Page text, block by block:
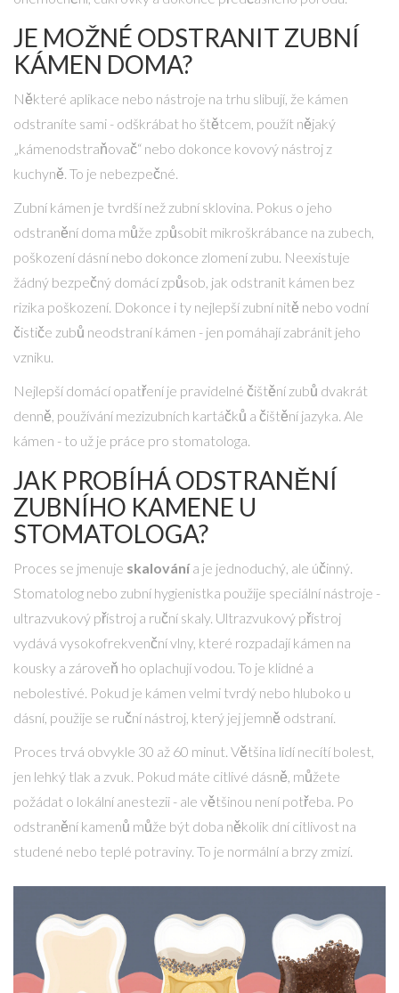
JE MOŽNÉ ODSTRANIT ZUBNÍ
KÁMEN DOMA?
Některé aplikace nebo nástroje na trhu slibují, že kámen
odstraníte sami - odškrábat ho štětcem, použít nějaký
„kámenodstraňovač“ nebo dokonce kovový nástroj z
kuchyně. To je nebezpečné.
Zubní kámen je tvrdší než zubní sklovina. Pokus o jeho
odstranění doma může způsobit mikroškrábance na zubech,
poškození dásní nebo dokonce zlomení zubu. Neexistuje
žádný bezpečný domácí způsob, jak odstranit kámen bez
rizika poškození. Dokonce i ty nejlepší zubní nitě nebo vodní
čističe zubů neodstraní kámen - jen pomáhají zabránit jeho
vzniku.
Nejlepší domácí opatření je pravidelné čištění zubů dvakrát
denně, používání mezizubních kartáčků a čištění jazyka. Ale
kámen - to už je práce pro stomatologa.
JAK PROBÍHÁ ODSTRANĚNÍ
ZUBNÍHO KAMENE U
STOMATOLOGA?
Proces se jmenuje skalovánía je jednoduchý, ale účinný.
Stomatolog nebo zubní hygienistka použije speciální nástroje -
ultrazvukový přístroj a ruční skaly. Ultrazvukový přístroj
vydává vysokofrekvenční vlny, které rozpadají kámen na
kousky a zároveň ho oplachují vodou. To je klidné a
nebolestivé. Pokud je kámen velmi tvrdý nebo hluboko u
dásní, použije se ruční nástroj, který jej jemně odstraní.
Proces trvá obvykle 30 až 60 minut. Většina lidí necítí bolest,
jen lehký tlak a zvuk. Pokud máte citlivé dásně, můžete
požádat o lokální anestezii - ale většinou není potřeba. Po
odstranění kamenů může být doba několik dní citlivost na
studené nebo teplé potraviny. To je normální a brzy zmizí.